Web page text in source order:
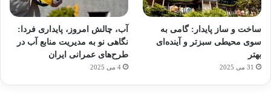
ساخت و ساز پایدار: گامی به
سوی محیطی سبزتر و آینده‌ای
بهتر
31 می 2025
آب، چالش امروز، پایداری فردا:
نگاهی نو به مدیریت منابع آب در
طرح‌های عمرانی ایران
4 می 2025
آماده
برای
کشف
توسط
ژاکت
در
ی سفر
مجازی
…
توسط
ورزش
با
ساعت
هوشمند
عکاسی
با طعم
توسط
ژاکت
در
هدفون
های
2023
توسط
ژاکت